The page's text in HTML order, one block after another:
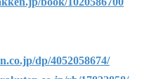
dp/4052058674/